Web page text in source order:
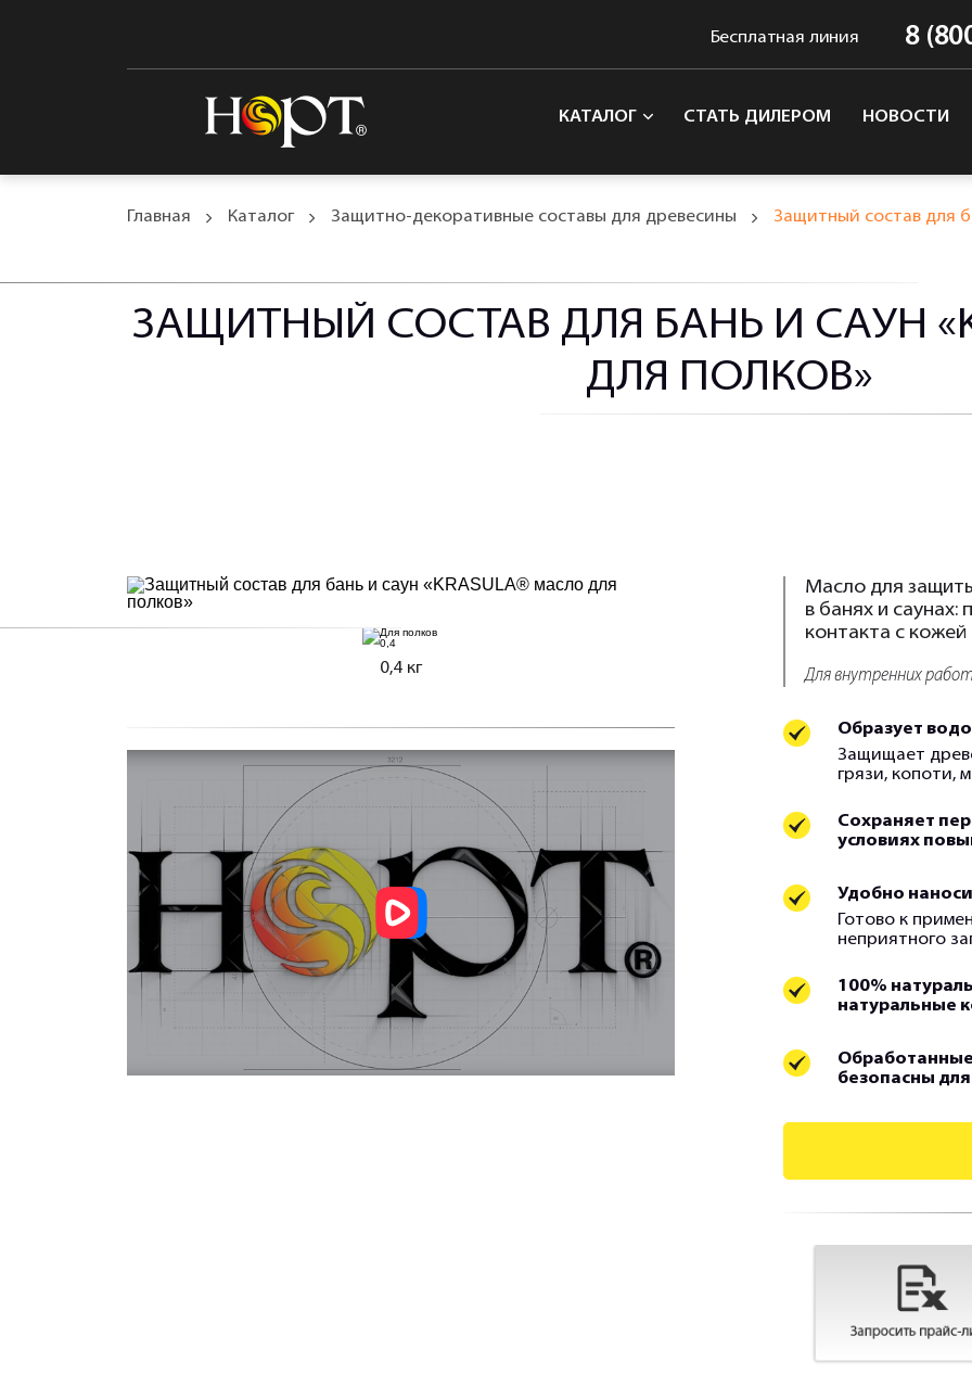
КАТАЛОГ СТАТЬ ДИЛЕРОМ НОВОСТИ
Бесплатная линия 8
Главная Каталог Защитно-декоративные составы для древесины Защитный состав для
ЗАЩИТНЫЙ СОСТАВ ДЛЯ БАНЬ И САУН
ДЛЯ ПОЛКОВ»
0,4 кг
Масло для
в банях и саунах:
контакта с кожей
Для внутренних
Образует
Защищает
грязи, копоти,
Сохраняет
условиях
Удобно
Готово к
неприятного
100%
натуральные
безопасны